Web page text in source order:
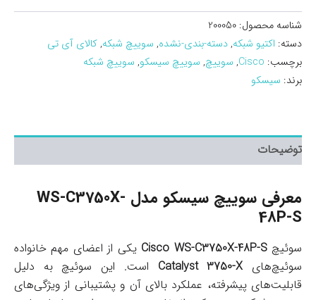
شناسه محصول: 200050
دسته: اکتیو شبکه,دسته-بندی-نشده, سوییچ شبکه,کالای آی تی
برچسب: Cisco
, سوییچ, سوییچ سیسکو, سوییچ شبکه
برند: سیسکو
توضیحات
معرفی سوييچ سيسکو مدل WS-C3750X-
48P-S
سوئیچCisco WS-C3750X-48P-S یکی از اعضای مهم خانواده
سوئیچ‌های Catalyst 3750-X است. این سوئیچ به دلیل
قابلیت‌های پیشرفته، عملکرد بالای آن و پشتیبانی از ویژگی‌های